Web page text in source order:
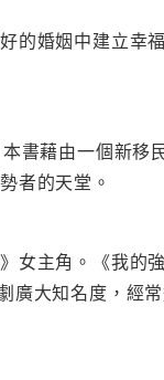
的婚姻中建立幸
書藉由一個新
者的天堂。
女主角。《我
大知名度，經